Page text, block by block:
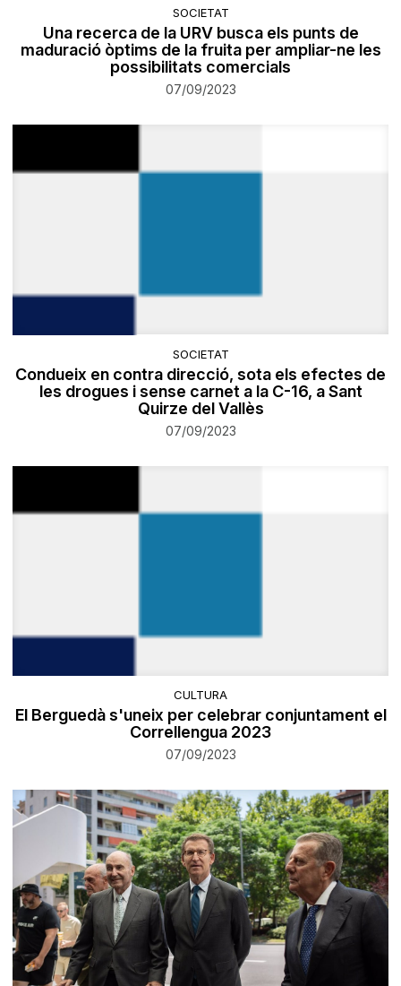
SOCIETAT
Una recerca de la URV busca els punts de
maduració òptims de la fruita per ampliar-ne les
possibilitats comercials
07/09/2023
SOCIETAT
Condueix en contra direcció, sota els efectes de
les drogues i sense carnet a la C-16, a Sant
Quirze del Vallès
07/09/2023
CULTURA
El Berguedà s'uneix per celebrar conjuntament el
Correllengua 2023
07/09/2023